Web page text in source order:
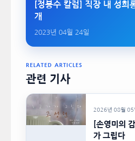
[정봉수 칼럼] 직장 내 성희
개
2023년 04월 24일
RELATED ARTICLES
관련 기사
2026년 08월 05
[손영미의
가 그립다